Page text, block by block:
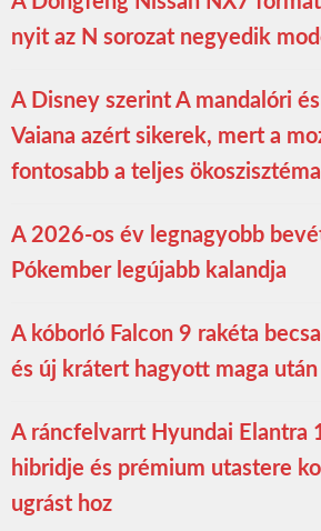
nyit az N sorozat negyedik
A Disney szerint A mandalóri
Vaiana azért sikerek, mert a
fontosabb a teljes
A 2026-os év legnagyobb
Pókember legújabb kalandja
A kóborló Falcon 9 rakéta
és új krátert hagyott maga után
A ráncfelvarrt Hyundai Elantra
hibridje és prémium utastere
ugrást hoz